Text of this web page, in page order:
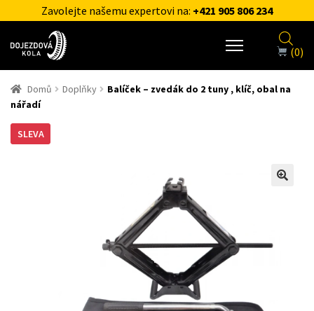
Zavolejte našemu expertovi na: +421 905 806 234
(0)
Domů Doplňky
Balíček – zvedák do 2 tuny , klíč, obal na
nářadí
SLEVA